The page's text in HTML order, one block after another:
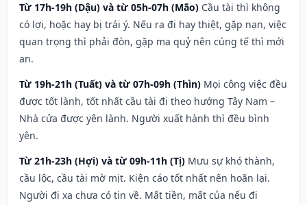
Từ 17h-19h (Dậu) và từ 05h-07h (Mão) Cầu tài thì không
có lợi, hoặc hay bị trái ý. Nếu ra đi hay thiệt, gặp nạn, việc
quan trọng thì phải đòn, gặp ma quỷ nên cúng tế thì mới
an.
Từ 19h-21h (Tuất) và từ 07h-09h (Thìn) Mọi công việc đều
được tốt lành, tốt nhất cầu tài đi theo hướng Tây Nam –
Nhà cửa được yên lành. Người xuất hành thì đều bình
yên.
Từ 21h-23h (Hợi) và từ 09h-11h (Tị) Mưu sự khó thành,
cầu lộc, cầu tài mờ mịt. Kiện cáo tốt nhất nên hoãn lại.
Người đi xa chưa có tin về. Mất tiền, mất của nếu đi